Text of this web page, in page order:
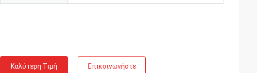
Καλύτερη Τιμή Επικοινωνήστε